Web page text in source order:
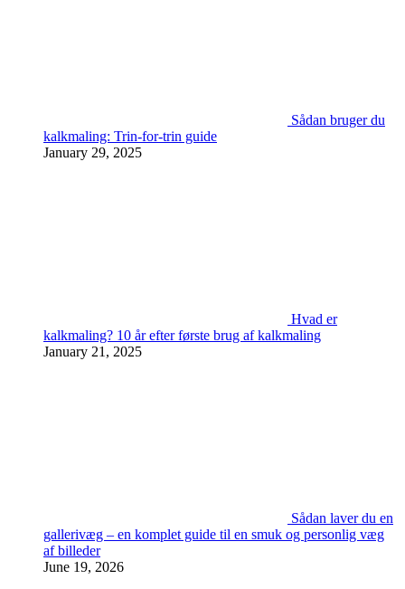
Sådan bruger du
kalkmaling: Trin-for-trin guide
January 29, 2025
Hvad er
kalkmaling? 10 år efter første brug af kalkmaling
January 21, 2025
Sådan laver du en
gallerivæg – en komplet guide til en smuk og personlig væg
af billeder
June 19, 2026